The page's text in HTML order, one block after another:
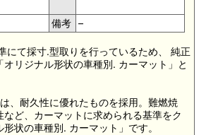
備考 –
にて採寸.型取りを行っているため、 純正
リジナル形状の車種別. カーマット」と
、耐久性に優れたものを採用。難燃焼
ど、カーマットに求められる基準をク
状の車種別. カーマット」です。